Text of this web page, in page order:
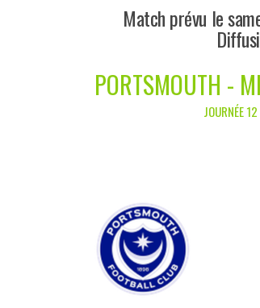
Match prévu le
PORTSMOUTH -
JOURNÉE